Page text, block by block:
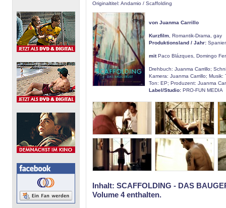
Originaltitel: Andamio / Scaffolding
von Juanma Carrillo
Kurzfilm , Romantik-Drama, gay
Produktionsland / Jahr:
mitPaco Blázques, Domingo
Drehbuch: Juanma Carrillo;
Kamera: Juanma Carrillo; Musik:
Ton: EP; Produzent: Juanma
Label/Studio: PRO-FUN MEDIA
Inhalt: SCAFFOLDING - DAS
Volume 4 enthalten.